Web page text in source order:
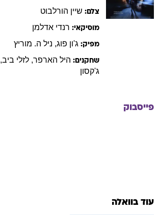
צלם: שיין הורלבוט
מוסיקאי: רנדי אדלמן
מפיק: ג'ון פוג, ניל ה. מוריץ
שחקנים: היל הארפר, לזלי ביב,
ג'קסון
פייסבוק
עוד בוואלה